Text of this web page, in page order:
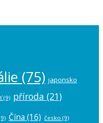
(75) japonsko
(9) příroda (21)
Čína (16) česko (9)